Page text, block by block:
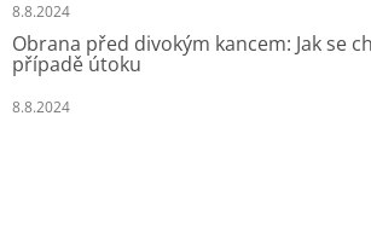
8.8.2024
Obrana před divokým kancem: Jak se
případě útoku
8.8.2024